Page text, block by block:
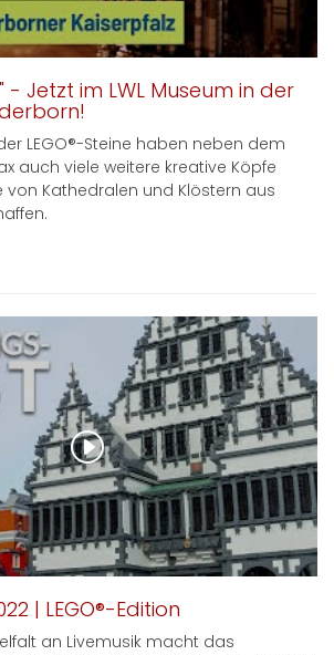
- Jetzt im LWL Museum in der
LEGO®-Steine haben neben dem
auch viele weitere kreative Köpfe
von Kathedralen und Klöstern aus
| LEGO®-Edition
an Livemusik macht das